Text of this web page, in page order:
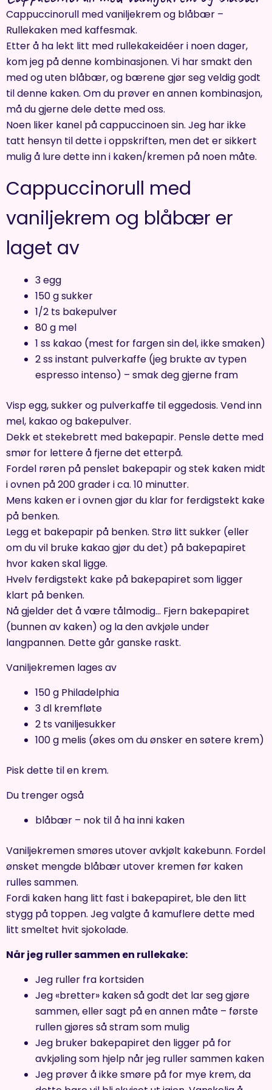
Cappuccinorull med vaniljekrem og blåbær –
Rullekaken med kaffesmak.
Etter å ha lekt litt med rullekakeidéer i noen dager,
kom jeg på denne kombinasjonen. Vi har smakt den
med og uten blåbær, og bærene gjør seg veldig godt
til denne kaken. Om du prøver en annen kombinasjon,
må du gjerne dele dette med oss.
Noen liker kanel på cappuccinoen sin. Jeg har ikke
tatt hensyn til dette i oppskriften, men det er sikkert
mulig å lure dette inn i kaken/kremen på noen måte.
Cappuccinorull med
vaniljekrem og blåbær er
laget av
3 egg
150 g sukker
1/2 ts bakepulver
80 g mel
1 ss kakao (mest for fargen sin del, ikke smaken)
2 ss instant pulverkaffe (jeg brukte av typen
espresso intenso) – smak deg gjerne fram
Visp egg, sukker og pulverkaffe til eggedosis. Vend inn
mel, kakao og bakepulver.
Dekk et stekebrett med bakepapir. Pensle dette med
smør for lettere å fjerne det etterpå.
Fordel røren på penslet bakepapir og stek kaken midt
i ovnen på 200 grader i ca. 10 minutter.
Mens kaken er i ovnen gjør du klar for ferdigstekt kake
på benken.
Legg et bakepapir på benken. Strø litt sukker (eller
om du vil bruke kakao gjør du det) på bakepapiret
hvor kaken skal ligge.
Hvelv ferdigstekt kake på bakepapiret som ligger
klart på benken.
Nå gjelder det å være tålmodig… Fjern bakepapiret
(bunnen av kaken) og la den avkjøle under
langpannen. Dette går ganske raskt.
Vaniljekremen lages av
150 g Philadelphia
3 dl kremfløte
2 ts vaniljesukker
100 g melis (økes om du ønsker en søtere krem)
Pisk dette til en krem.
Du trenger også
blåbær – nok til å ha inni kaken
Vaniljekremen smøres utover avkjølt kakebunn. Fordel
ønsket mengde blåbær utover kremen før kaken
rulles sammen.
Fordi kaken hang litt fast i bakepapiret, ble den litt
stygg på toppen. Jeg valgte å kamuflere dette med
litt smeltet hvit sjokolade.
Når jeg ruller sammen en rullekake:
Jeg ruller fra kortsiden
Jeg «bretter» kaken så godt det lar seg gjøre
sammen, eller sagt på en annen måte – første
rullen gjøres så stram som mulig
Jeg bruker bakepapiret den ligger på for
avkjøling som hjelp når jeg ruller sammen kaken
Jeg prøver å ikke smøre på for mye krem, da